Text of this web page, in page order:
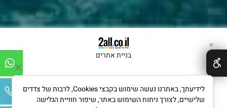
בניית אתרים
✕
לידיעתך, באתרנו נעשה שימוש בקבצי Cookies, לרבות של צדדים
שלישיים, לצורך ניתוח השימוש באתר, שיפור חוויית הגלישה